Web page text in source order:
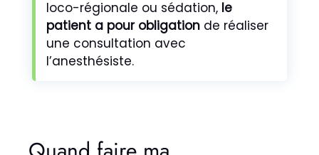
loco-régionale ou sédation, le
patient a pour obligation de réaliser
une consultation avec
l’anesthésiste.